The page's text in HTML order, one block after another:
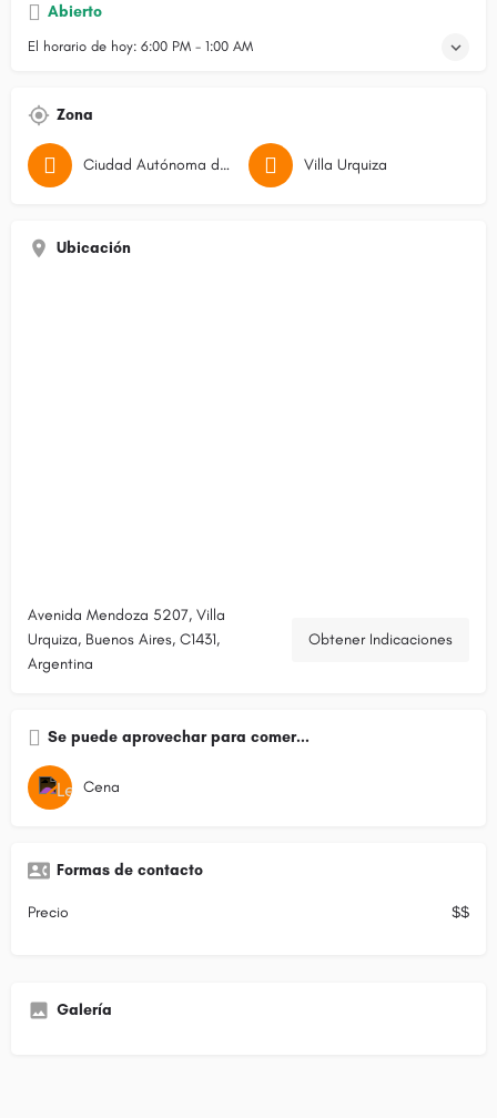
Abierto
El horario de hoy: 6:00 PM - 1:00 AM
Zona
Ciudad Autónoma de Buenos Aires Villa Urquiza
Ubicación
Avenida Mendoza 5207, Villa
Urquiza, Buenos Aires, C1431,
Argentina
Obtener Indicaciones
Se puede aprovechar para comer...
Cena
Formas de contacto
Precio $$
Galería